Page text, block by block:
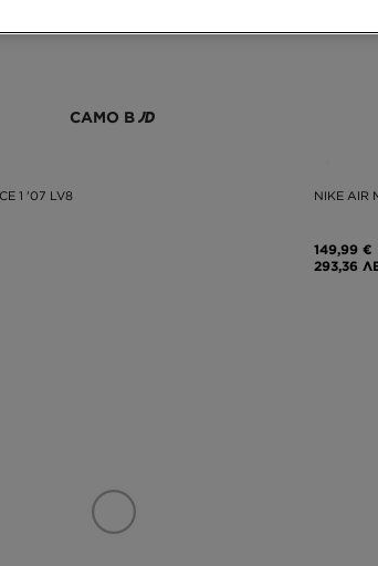
САМО В
1 '07 LV8 NIKE AIR
149,99 €
293,36